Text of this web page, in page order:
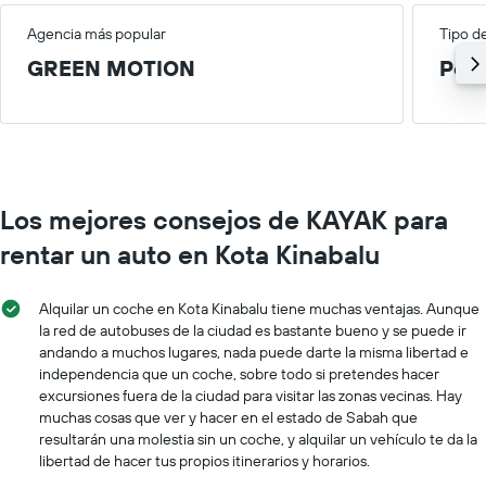
Agencia más popular Tipo
GREEN MOTION
Los mejores consejos de KAYAK para
rentar un auto en Kota Kinabalu
Alquilar un coche en Kota Kinabalu tiene muchas ventajas. Aunque
la red de autobuses de la ciudad es bastante bueno y se puede ir
andando a muchos lugares, nada puede darte la misma libertad e
independencia que un coche, sobre todo si pretendes hacer
excursiones fuera de la ciudad para visitar las zonas vecinas. Hay
muchas cosas que ver y hacer en el estado de Sabah que
resultarán una molestia sin un coche, y alquilar un vehículo te da la
libertad de hacer tus propios itinerarios y horarios.